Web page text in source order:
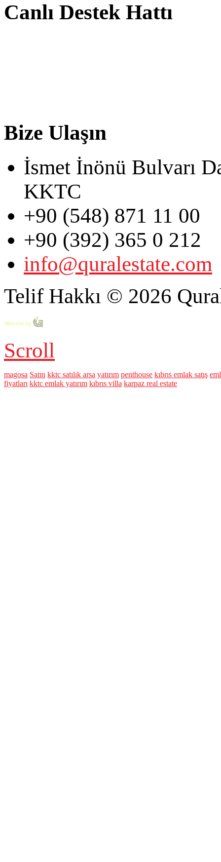
Canlı Destek Hattı
Bize Ulaşın
İsmet İnönü Bulvarı
KKTC
+90 (548) 871 11 00
+90 (392) 365 0 212
info@quralestate.com
Telif Hakkı © 2026
Scroll
magosa Satın kktc satılık arsa yatırım penthouse kıbrıs emlak satış
fiyatları kktc emlak yatırım kıbrıs villa karpaz real estate